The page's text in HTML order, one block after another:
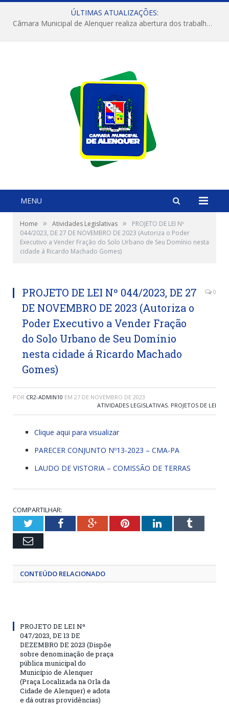
ÚLTIMAS ATUALIZAÇÕES:
Câmara Municipal de Alenquer realiza abertura dos trabalhos do 4º Período Legislativo
MENU
Home » Atividades Legislativas »
PROJETO DE LEI Nº
044/2023, DE 27 DE NOVEMBRO DE 2023 (Autoriza o Poder
Executivo a Vender Fração do Solo Urbano de Seu Domínio nesta
cidade á Ricardo Machado Gomes)
PROJETO DE LEI Nº 044/2023, DE 27
DE NOVEMBRO DE 2023 (Autoriza o
Poder Executivo a Vender Fração
do Solo Urbano de Seu Domínio
nesta cidade á Ricardo Machado
Gomes)
0
POR CR2-ADMIN10 EM 27 DE NOVEMBRO DE 2023
ATIVIDADES LEGISLATIVAS, PROJETOS DE LEI
Clique aqui para visualizar
PARECER CONJUNTO Nº13-2023 – CMA-PA
LAUDO DE VISTORIA – COMISSÃO DE TERRAS
COMPARTILHAR:
TwitterFacebookGoogle+PinterestLinkedInTumblr
Email
CONTEÚDO RELACIONADO
PROJETO DE LEI Nº
047/2023, DE 13 DE
DEZEMBRO DE 2023 (Dispõe
sobre denominação de praça
pública municipal do
Município de Alenquer
(Praça Localizada na Orla da
Cidade de Alenquer) e adota
e dá outras providências)